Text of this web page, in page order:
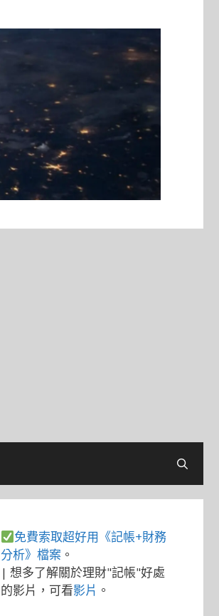
免費索取超好用《記帳+財務
分析》檔案 。
| 想多了解關於理財"記帳"好處
的影片，可看影片 。